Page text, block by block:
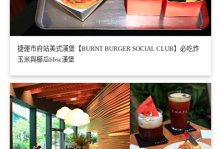
捷運市府站美式漢堡【BURNT BURGER SOCIAL CLUB】必吃炸
玉米與櫛瓜bbsc漢堡